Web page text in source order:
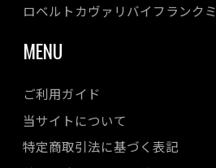
ロベルトカヴァリバイフランク
MENU
ご利用ガイド
当サイトについて
特定商取引法に基づく表記